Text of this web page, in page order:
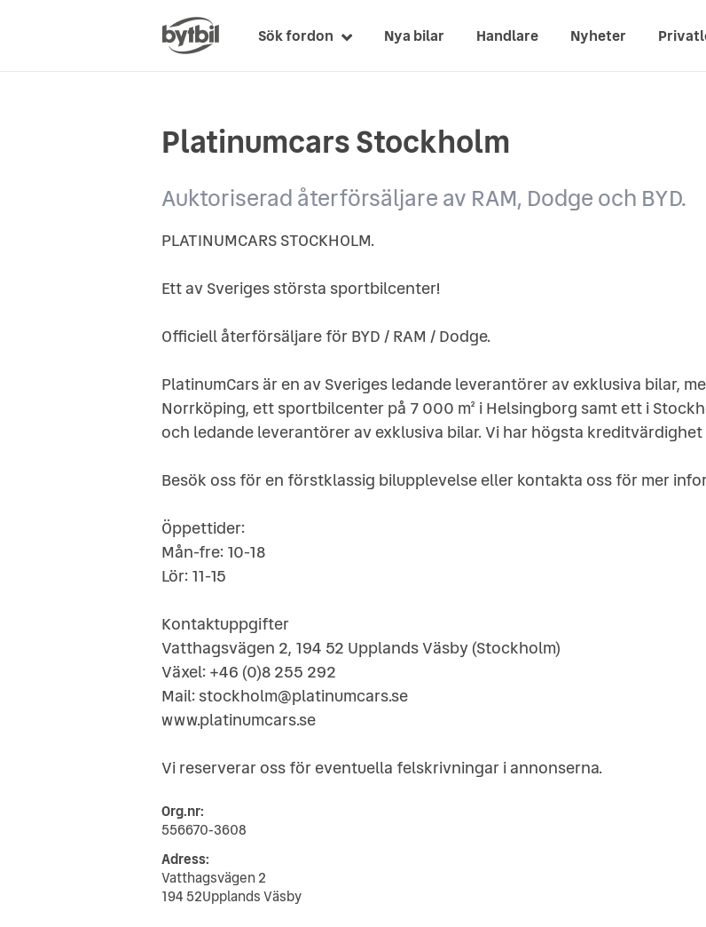
Sök fordon Nya bilar Handlare Nyheter
Platinumcars Stockholm
Auktoriserad återförsäljare av RAM, Dodge och BYD.
PLATINUMCARS STOCKHOLM.
Ett av Sveriges största sportbilcenter!
Officiell återförsäljare för BYD / RAM / Dodge.
PlatinumCars är en av Sveriges ledande leverantörer av exklusiva bilar,
Norrköping, ett sportbilcenter på 7 000 m² i Helsingborg samt ett i
och ledande leverantörer av exklusiva bilar. Vi har högsta
Besök oss för en förstklassig bilupplevelse eller kontakta oss för mer
Öppettider:
Mån-fre: 10-18
Lör: 11-15
Kontaktuppgifter
Vatthagsvägen 2, 194 52 Upplands Väsby (Stockholm)
Växel: +46 (0)8 255 292
Mail: stockholm@platinumcars.se
www.platinumcars.se
Vi reserverar oss för eventuella felskrivningar i annonserna.
Org.nr:
556670-3608
Adress:
Vatthagsvägen 2
194 52Upplands Väsby